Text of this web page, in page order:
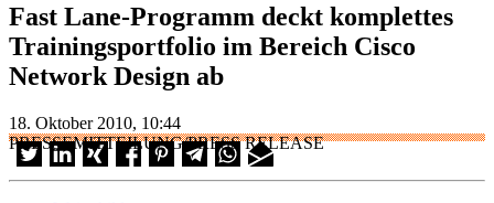
Fast Lane-Programm deckt komplettes
Trainingsportfolio im Bereich Cisco
Network Design ab
18. Oktober 2010, 10:44
PRESSEMITTEILUNG/PRESS RELEASE